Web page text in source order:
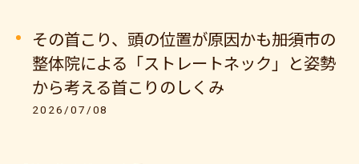
その首こり、頭の位置が原因かも――加須市の
整体院による「ストレートネック」と姿勢
から考える首こりのしくみ
2026/07/08